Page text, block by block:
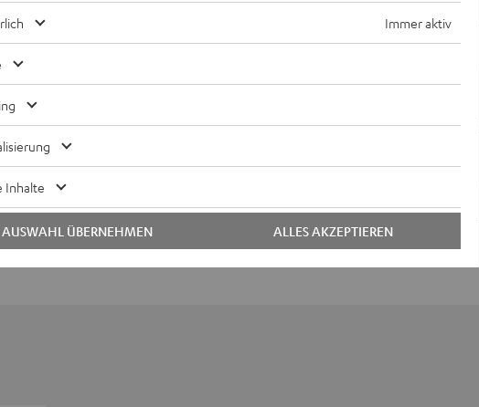
beraten dich auch persönlich am Telefon.
Immer aktiv
Inhalte
ALLES AKZEPTIEREN
AUSWAHL ÜBERNEHMEN